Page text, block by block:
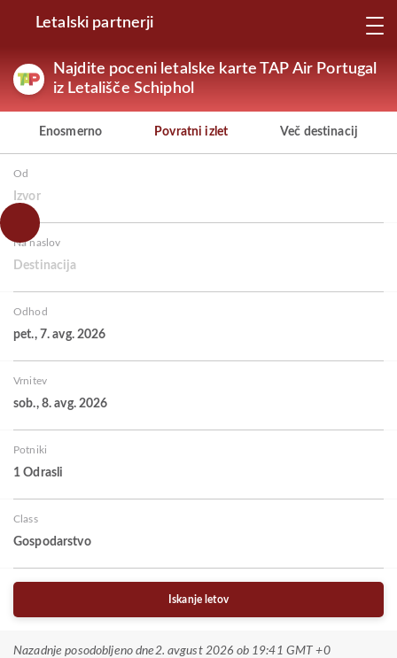
Letalski partnerji
Najdite poceni letalske karte TAP Air Portugal
iz Letališče Schiphol
Enosmerno Povratni izlet Več destinacij
Od
Izvor
Na naslov
Destinacija
Odhod
pet., 7. avg. 2026
Vrnitev
sob., 8. avg. 2026
Potniki
1 Odrasli
Class
Gospodarstvo
Iskanje letov
Nazadnje posodobljeno dne2. avgust 2026 ob 19:41 GMT +0